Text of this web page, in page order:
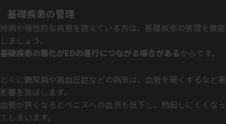
基礎疾患の管理
持病や慢性的な疾患を抱えている方は、基礎疾患の管理を徹底
しましょう。
基礎疾患の悪化がEDの進行につながる場合があるからです。
とくに糖尿病や高血圧症などの病気は、血管を硬くするなど悪
影響を及ぼします。
血管が狭くなるとペニスへの血流も低下し、勃起しにくくなっ
てしまいます。